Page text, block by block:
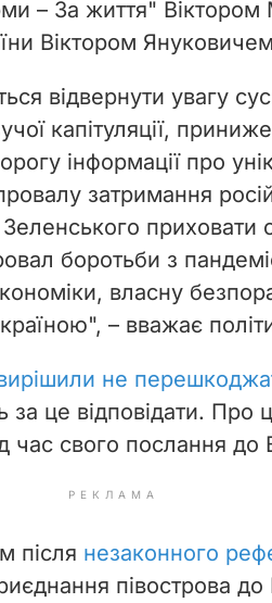
– За життя"
Віктором
відвернути увагу
капітуляції,
інформації про
затримання
приховати
боротьби з
власну
– вважає
не
за це відповідати. Про
час свого послання до
РЕКЛАМА
після незаконного
півострова